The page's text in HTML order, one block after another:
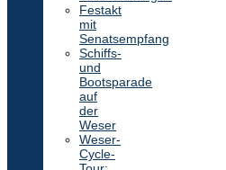
Festakt
mit
Senatsempfang
Schiffs-
und
Bootsparade
auf
der
Weser
Weser-
Cycle-